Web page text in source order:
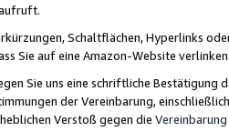
Schaltflächen, Hyperlinks
Sie auf eine Amazon-Website
Sie uns eine schriftliche
der Vereinbarung,
Verstoß gegen die Vereinbarung